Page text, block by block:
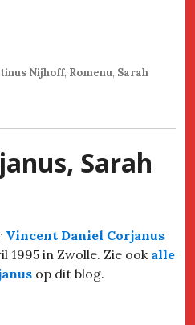
Nijhoff, Romenu, Sarah
Sarah
Vincent Daniel Corjanus
1995 in Zwolle. Zie ook alle
op dit blog.